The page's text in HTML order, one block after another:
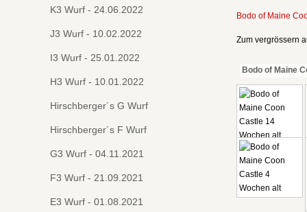
Bodo of Maine
Zum vergrössern
Bodo of Maine
K3 Wurf - 24.06.2022
J3 Wurf - 10.02.2022
I3 Wurf - 25.01.2022
H3 Wurf - 10.01.2022
Hirschberger´s G Wurf
Hirschberger´s F Wurf
G3 Wurf - 04.11.2021
F3 Wurf - 21.09.2021
E3 Wurf - 01.08.2021